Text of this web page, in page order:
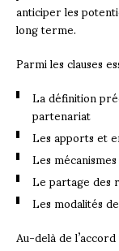
anticiper les
long terme.
Parmi les clauses
La définition
partenariat
Les apports et
Les
Le partage des
Les modalités
Au-delà de